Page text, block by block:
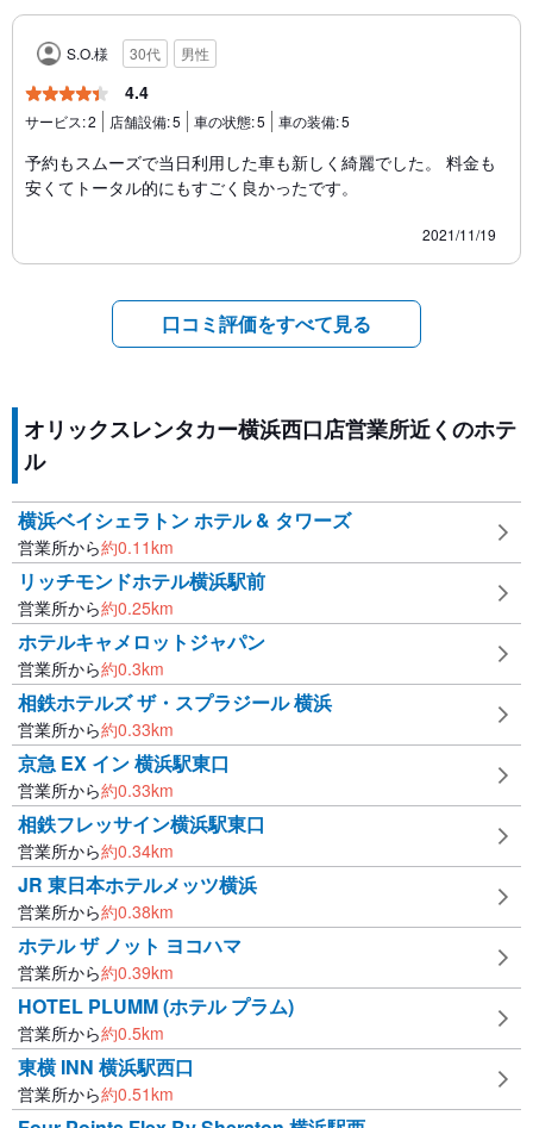
S.O.様 30代 男性
4.4
サービス:2 店舗設備:5 車の状態:5 車の装備:5
予約もスムーズで当日利用した車も新しく綺麗でした。 料金も
安くてトータル的にもすごく良かったです。
2021/11/19
口コミ評価をすべて見る
オリックスレンタカー横浜西口店営業所近くのホテ
ル
横浜ベイシェラトン ホテル & タワーズ
営業所から約0.11km
リッチモンドホテル横浜駅前
営業所から約0.25km
ホテルキャメロットジャパン
営業所から約0.3km
相鉄ホテルズ ザ・スプラジール 横浜
営業所から約0.33km
京急 EX イン 横浜駅東口
営業所から約0.33km
相鉄フレッサイン横浜駅東口
営業所から約0.34km
JR 東日本ホテルメッツ横浜
営業所から約0.38km
ホテル ザ ノット ヨコハマ
営業所から約0.39km
HOTEL PLUMM (ホテル プラム)
営業所から約0.5km
東横 INN 横浜駅西口
営業所から約0.51km